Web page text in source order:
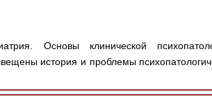
Основы клинической
история и проблемы